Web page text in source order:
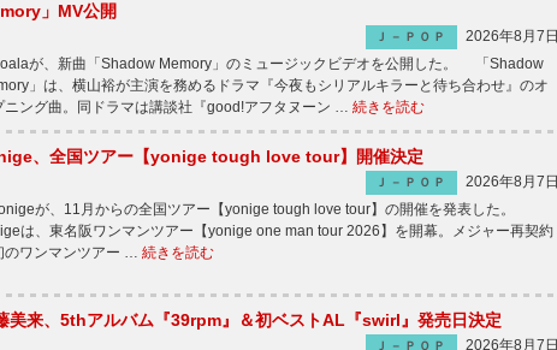
」MV公開
Ｊ－ＰＯＰ
2026年8月7日
が、新曲「Shadow Memory」のミュージックビデオを公開した。 「Shadow
」は、横山裕が主演を務めるドラマ『今夜もシリアルキラーと待ち合わせ』のオ
ニング曲。同ドラマは講談社『good!アフタヌーン … 続きを読む
、全国ツアー【yonige tough love tour】開催決定
Ｊ－ＰＯＰ
2026年8月7日
が、11月からの全国ツアー【yonige tough love tour】の開催を発表した。
は、東名阪ワンマンツアー【yonige one man tour 2026】を開幕。メジャー再契約
のワンマンツアー … 続きを読む
美来、5thアルバム『39rpm』＆初ベストAL『swirl』発売日決定
Ｊ－ＰＯＰ 2026年8月7日